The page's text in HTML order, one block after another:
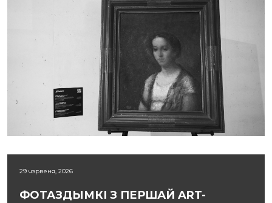
29 чэрвеня, 2026
ФОТАЗДЫМКІ З ПЕРШАЙ ART-